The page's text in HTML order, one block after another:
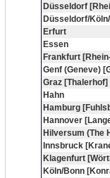
Düsseldorf
Düsseldorf/
Erfurt
Essen
Frankfurt
Genf (Geneve)
Graz [Thalerhof]
Hahn
Hamburg
Hannover
Hilversum (The
Innsbruck
Klagenfurt
Köln/Bonn